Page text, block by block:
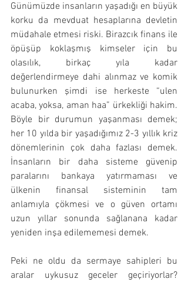
Günümüzde insanların yaşadığı en büyük
korku da mevduat hesaplarına devletin
müdahale etmesi riski. Birazcık finans ile
öpüşüp koklaşmış kimseler için bu
olasılık, birkaç yıla kadar
değerlendirmeye dahi alınmaz ve komik
bulunurken şimdi ise herkeste “ulen
acaba, yoksa, aman haa” ürkekliği hakim.
Böyle bir durumun yaşanması demek;
her 10 yılda bir yaşadığımız 2-3 yıllık kriz
dönemlerinin çok daha fazlası demek.
İnsanların bir daha sisteme güvenip
paralarını bankaya yatırmaması ve
ülkenin finansal sisteminin tam
anlamıyla çökmesi ve o güven ortamı
uzun yıllar sonunda sağlanana kadar
yeniden inşa edilememesi demek.
Peki ne oldu da sermaye sahipleri bu
aralar uykusuz geceler geçiriyorlar?